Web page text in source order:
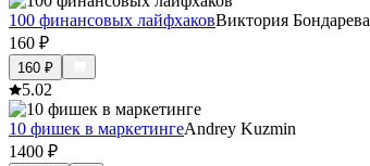
100 финансовых лайфхаковВиктория Бондарева
160 ₽
160 ₽
5.02
10 фишек в маркетингеAndrey Kuzmin
1400 ₽